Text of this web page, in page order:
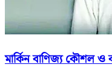
মার্কিন বাণিজ্য কৌশল ও